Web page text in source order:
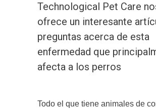
Technological Pet Care
ofrece un interesante
preguntas acerca de esta
enfermedad que
afecta a los perros
Todo el que tiene animales de